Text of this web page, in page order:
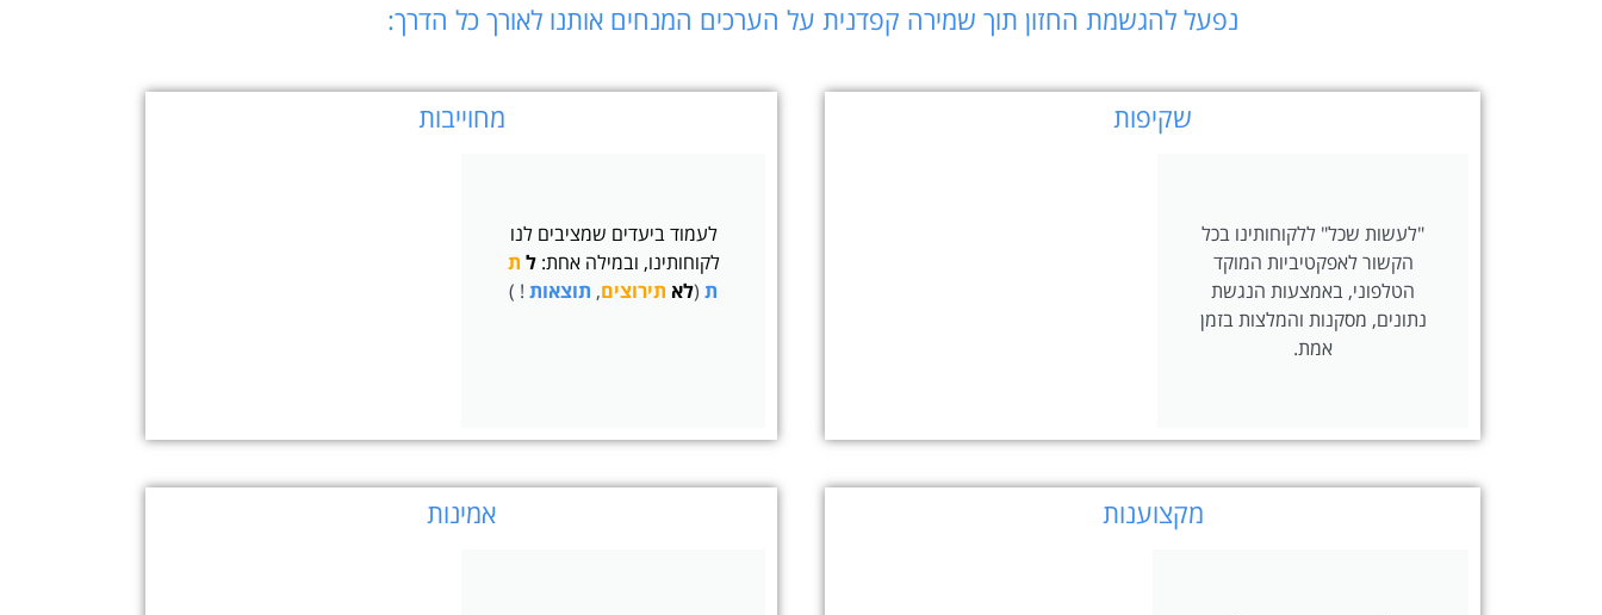
נפעל להגשמת החזון תוך שמירה קפדנית על הערכים המנחים אותנו לאורך כל הדרך:
שקיפות
"לעשות שכל" ללקוחותינו בכל
הקשור לאפקטיביות המוקד
הטלפוני, באמצעות הנגשת
נתונים, מסקנות והמלצות בזמן
אמת.
מחוייבות
לעמוד ביעדים שמציבים לנו
לקוחותינו, ובמילה אחת:ל ת
ת (לא תירוצים, תוצאות ! )
מקצוענות אמינות